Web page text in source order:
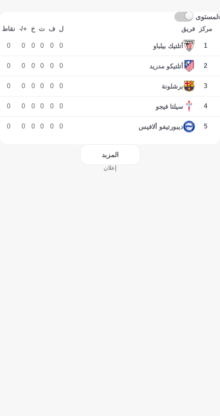
المستوى
مركز فريق ل ف ت خ +/- نقاط
1 أتلتيك بيلباو 0
0
0
0
0
0
2 أتلتيكو مدريد 0
0
0
0
0
0
3 برشلونة 0
0
0
0
0
0
4 سيلتا فيجو 0
0
0
0
0
0
5 ديبورتيفو ألافيس 0
0
0
0
0
0
المزيد
إعلان